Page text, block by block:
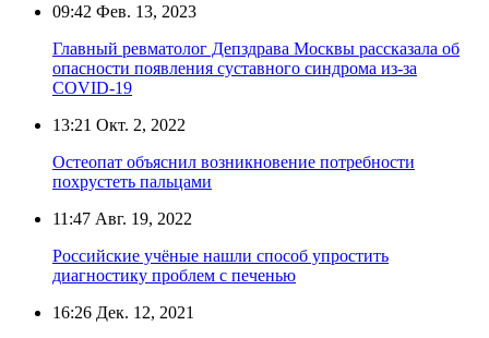
09:42 Фев. 13, 2023
Главный ревматолог Депздрава Москвы рассказала об
опасности появления суставного синдрома из-за
COVID-19
13:21 Окт. 2, 2022
Остеопат объяснил возникновение потребности
похрустеть пальцами
11:47 Авг. 19, 2022
Российские учёные нашли способ упростить
диагностику проблем с печенью
16:26 Дек. 12, 2021